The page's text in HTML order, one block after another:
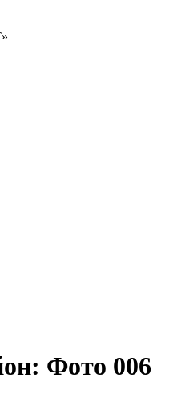
Фото 006